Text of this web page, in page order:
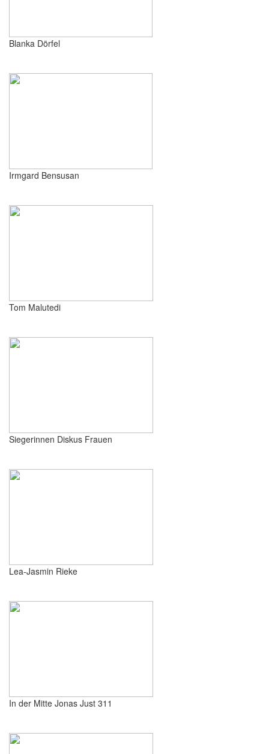
Blanka Dörfel
Irmgard Bensusan
Tom Malutedi
Siegerinnen Diskus Frauen
Lea-Jasmin Rieke
In der Mitte Jonas Just 311